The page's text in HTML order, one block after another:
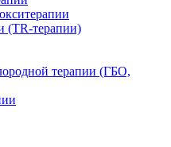
(TR-терапии)
терапии (ГБО,